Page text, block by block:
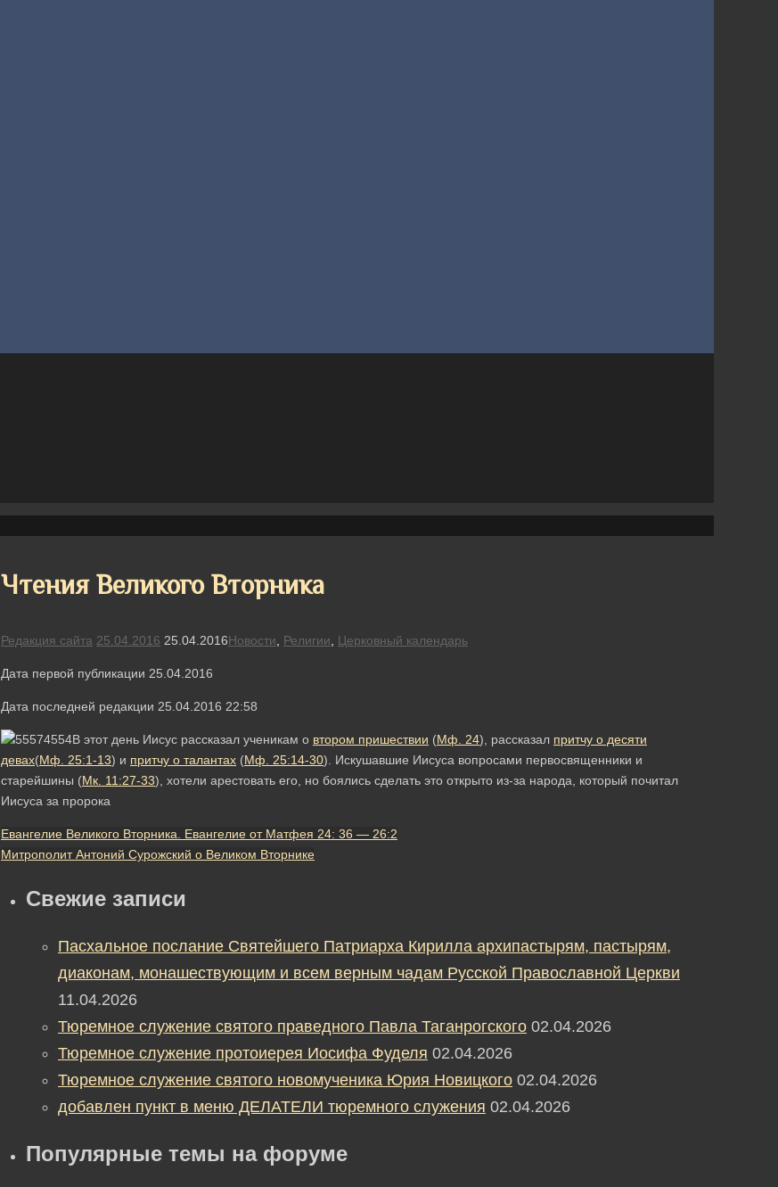
Чтения Великого Вторника
Редакция сайта 25.04.2016 25.04.2016Новости Религии Церковный календарь
Дата первой публикации 25.04.2016
Дата последней редакции 25.04.2016 22:58
В этот день Иисус рассказал ученикам о втором пришествии (Мф. 24), рассказал притчу о десяти
девах(Мф. 25:1-13) и притчу о талантах (Мф. 25:14-30). Искушавшие Иисуса вопросами первосвященники и
старейшины (Мк. 11:27-33), хотели арестовать его, но боялись сделать это открыто из-за народа, который почитал
Иисуса за пророка
Евангелие Великого Вторника. Евангелие от Матфея 24: 36 — 26:2
Митрополит Антоний Сурожский о Великом Вторнике
Свежие записи
Пасхальное послание Святейшего Патриарха Кирилла архипастырям, пастырям,
диаконам, монашествующим и всем верным чадам Русской Православной Церкви
11.04.2026
Тюремное служение святого праведного Павла Таганрогского 02.04.2026
Тюремное служение протоиерея Иосифа Фуделя 02.04.2026
Тюремное служение святого новомученика Юрия Новицкого 02.04.2026
добавлен пункт в меню ДЕЛАТЕЛИ тюремного служения 02.04.2026
Популярные темы на форуме